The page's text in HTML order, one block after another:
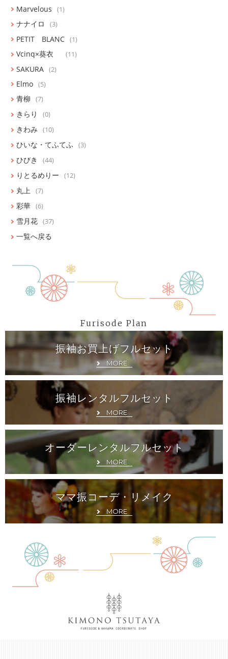
Marvelous (1)
ナナイロ (3)
PETIT BLANC (1)
Vcinq×葵衣 (11)
SAKURA (2)
Elmo (5)
青柳 (7)
きらり (0)
きわみ (10)
ひいな・てふてふ (3)
ひびき (44)
りとるめりー (12)
丸上 (7)
彩華 (6)
雪月花 (37)
一覧へ戻る
Furisode Plan
振袖お買上げフルセット
MORE
振袖レンタルフルセット
MORE
オーダーレンタルフルセット
MORE
ママ振コーデ・リメイク
MORE